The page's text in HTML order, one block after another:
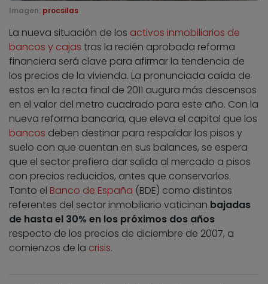
Imagen: procsilas
La nueva situación de los activos inmobiliarios de
bancos y cajas tras la recién aprobada reforma
financiera será clave para afirmar la tendencia de
los precios de la vivienda. La pronunciada caída de
estos en la recta final de 2011 augura más descensos
en el valor del metro cuadrado para este año. Con la
nueva reforma bancaria, que eleva el capital que los
bancos deben destinar para respaldar los pisos y
suelo con que cuentan en sus balances, se espera
que el sector prefiera dar salida al mercado a pisos
con precios reducidos, antes que conservarlos.
Tanto el Banco de España (BDE) como distintos
referentes del sector inmobiliario vaticinan bajadas
de hasta el 30% en los próximos dos años
respecto de los precios de diciembre de 2007, a
comienzos de la crisis.